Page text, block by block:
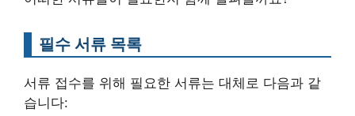
필수 서류 목록
서류 접수를 위해 필요한 서류는 대체로 다음과 같
습니다: